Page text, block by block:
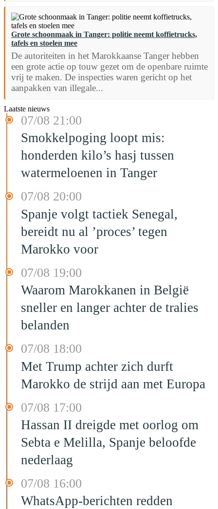
Grote schoonmaak in Tanger: politie neemt koffietrucks,
tafels en stoelen mee
De autoriteiten in het Marokkaanse Tanger hebben
een grote actie op touw gezet om de openbare ruimte
vrij te maken. De inspecties waren gericht op het
aanpakken van illegale...
Laatste nieuws
07/08 21:00
Smokkelpoging loopt mis:
honderden kilo’s hasj tussen
watermeloenen in Tanger
07/08 20:00
Spanje volgt tactiek Senegal,
bereidt nu al ’proces’ tegen
Marokko voor
07/08 19:00
Waarom Marokkanen in België
sneller en langer achter de tralies
belanden
07/08 18:00
Met Trump achter zich durft
Marokko de strijd aan met Europa
07/08 17:00
Hassan II dreigde met oorlog om
Sebta e Melilla, Spanje beloofde
nederlaag
07/08 16:00
WhatsApp-berichten redden